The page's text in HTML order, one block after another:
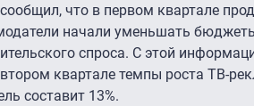
что в первом квартале
начали уменьшать
спроса. С этой
квартале темпы роста ТВ-
составит 13%.